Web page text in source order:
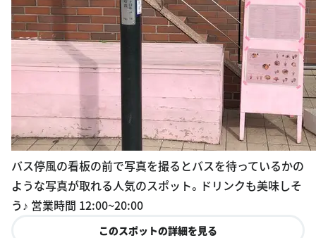
バス停風の看板の前で写真を撮るとバスを待っているかの
ような写真が取れる人気のスポット。ドリンクも美味しそ
う♪ 営業時間 12:00~20:00
このスポットの詳細を見る